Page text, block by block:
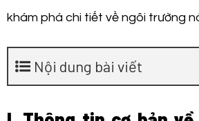
khám phá chi tiết về ngôi trường
Nội dung bài viết